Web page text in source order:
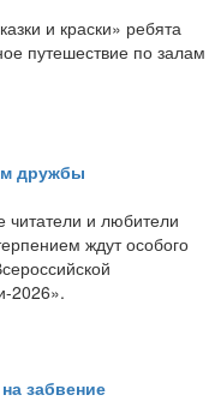
и краски» ребята
путешествие по залам
дружбы
и любители
ждут особого
2026».
забвение